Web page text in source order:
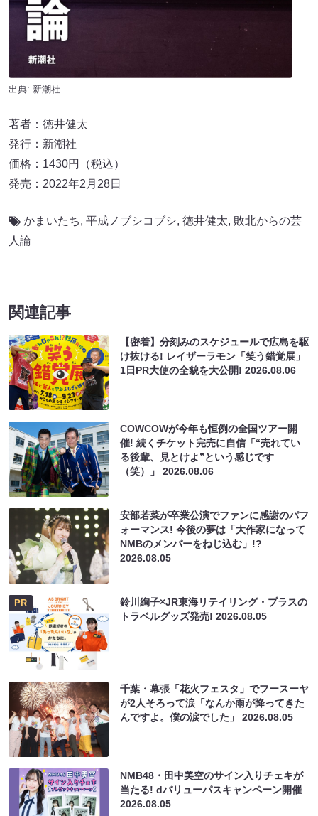
出典: 新潮社
著者：徳井健太
発行：新潮社
価格：1430円（税込）
発売：2022年2月28日
かまいたち, 平成ノブシコブシ, 徳井健太, 敗北からの芸
人論
関連記事
【密着】分刻みのスケジュールで広島を駆
け抜ける! レイザーラモン「笑う錯覚展」
1日PR大使の全貌を大公開!2026.08.06
COWCOWが今年も恒例の全国ツアー開
催! 続くチケット完売に自信「“売れてい
る後輩、見とけよ”という感じです
（笑）」2026.08.06
安部若菜が卒業公演でファンに感謝のパフ
ォーマンス! 今後の夢は「大作家になって
NMBのメンバーをねじ込む」!?
2026.08.05
PR
鈴川絢子×JR東海リテイリング・プラスの
トラベルグッズ発売!2026.08.05
千葉・幕張「花火フェスタ」でフースーヤ
が2人そろって涙「なんか雨が降ってきた
んですよ。僕の涙でした」2026.08.05
NMB48・田中美空のサイン入りチェキが
当たる! dバリューパスキャンペーン開催
2026.08.05